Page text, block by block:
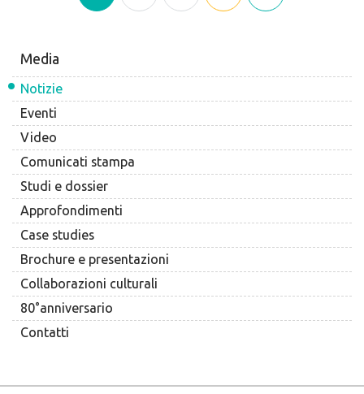
Media
Notizie
Eventi
Video
Comunicati stampa
Studi e dossier
Approfondimenti
Case studies
Brochure e presentazioni
Collaborazioni culturali
80°anniversario
Contatti